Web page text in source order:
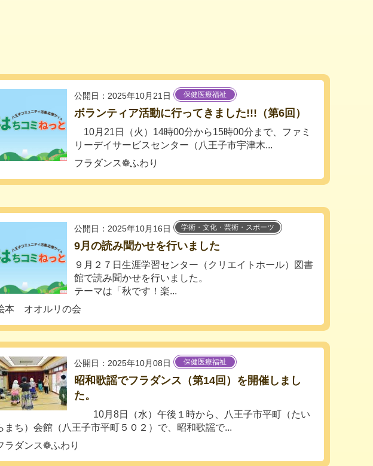
公開日：2025年10月21日 保健医療福祉
ボランティア活動に行ってきました!!!（第6回）
10月21日（火）14時00分から15時00分まで、ファミ
リーデイサービスセンター（八王子市宇津木...
フラダンス❁ふわり
公開日：2025年10月16日 学術・文化・芸術・スポーツ
9月の読み聞かせを行いました
９月２７日生涯学習センター（クリエイトホール）図書
館で読み聞かせを行いました。
テーマは「秋です！楽...
本 オオルリの会
公開日：2025年10月08日 保健医療福祉
昭和歌謡でフラダンス（第14回）を開催しまし
た。
10月8日（水）午後１時から、八王子市平町（たい
まち）会館（八王子市平町５０２）で、昭和歌謡で...
ラダンス❁ふわり